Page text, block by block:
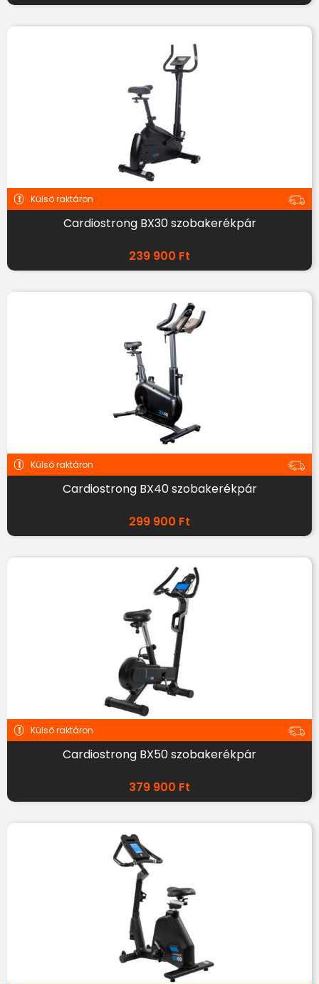
Külső raktáron
Cardiostrong BX30 szobakerékpár
239 900 Ft
Külső raktáron
Cardiostrong BX40 szobakerékpár
299 900 Ft
Külső raktáron
Cardiostrong BX50 szobakerékpár
379 900 Ft